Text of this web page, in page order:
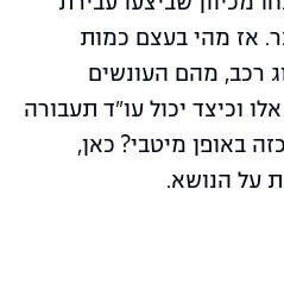
אז מהי בעצם כמות
רכב, מהם העונשים
וכיצד יכול עו"ד תעבורה
באופן מיטבי? כאן,
על הנושא.